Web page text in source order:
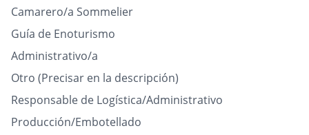
Camarero/a Sommelier
Guía de Enoturismo
Administrativo/a
Otro (Precisar en la descripción)
Responsable de Logística/Administrativo
Producción/Embotellado